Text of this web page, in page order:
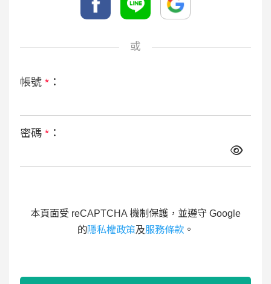
或
帳號 * ：
密碼 * ：
本頁面受 reCAPTCHA 機制保護，並遵守 Google
的隱私權政策及服務條款 。